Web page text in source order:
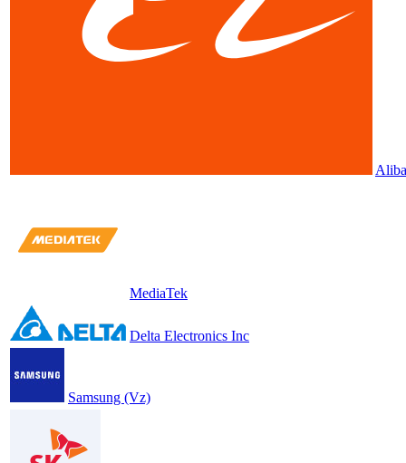
MediaTek
Delta Electronics Inc
Samsung (Vz)